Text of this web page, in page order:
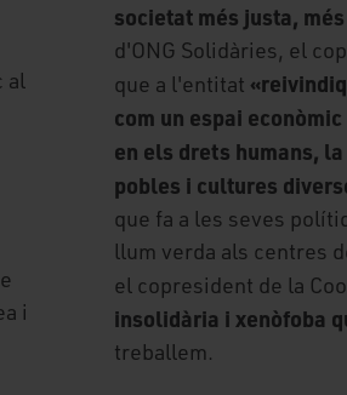
al
i
societat més justa,
d'ONG Solidàries, el
que a l'entitat «
com un espai
en els drets humans,
pobles i cultures
que fa a les seves
llum verda als centres
el copresident de la
insolidària i xenòfoba
treballem.